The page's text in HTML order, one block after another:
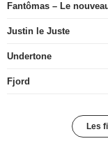
Fantômas – Le
Justin le Juste
Undertone
Fjord
Les